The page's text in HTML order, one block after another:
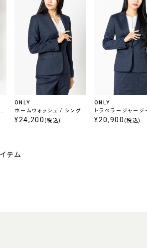
ONLY
ホームウォッシュ / シング
ルジャケット ネイビー無地
¥24,200 (税込)
ONLY
トラベラージャー
ャケット ネイビーチ
¥20,900 (税込)
テム